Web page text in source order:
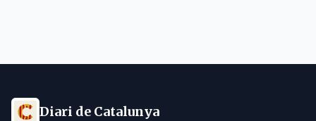
Diari de Catalunya